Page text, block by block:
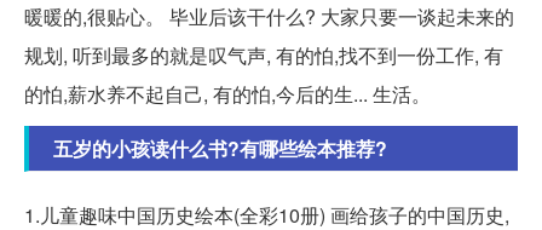
暖暖的,很贴心。 毕业后该干什么? 大家只要一谈起未来的
规划, 听到最多的就是叹气声, 有的怕,找不到一份工作, 有
的怕,薪水养不起自己, 有的怕,今后的生... 生活。
五岁的小孩读什么书?有哪些绘本推荐?
1.儿童趣味中国历史绘本(全彩10册) 画给孩子的中国历史,